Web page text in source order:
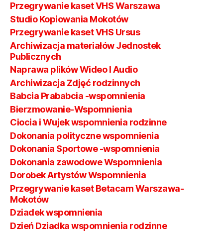
Przegrywanie kaset VHS Warszawa
Studio Kopiowania Mokotów
Przegrywanie kaset VHS Ursus
Archiwizacja materiałów Jednostek
Publicznych
Naprawa plików Wideo I Audio
Archiwizacja Zdjęć rodzinnych
Babcia Prababcia -wspomnienia
Bierzmowanie-Wspomnienia
Ciocia i Wujek wspomnienia rodzinne
Dokonania polityczne wspomnienia
Dokonania Sportowe -wspomnienia
Dokonania zawodowe Wspomnienia
Dorobek Artystów Wspomnienia
Przegrywanie kaset Betacam Warszawa-
Mokotów
Dziadek wspomnienia
Dzień Dziadka wspomnienia rodzinne